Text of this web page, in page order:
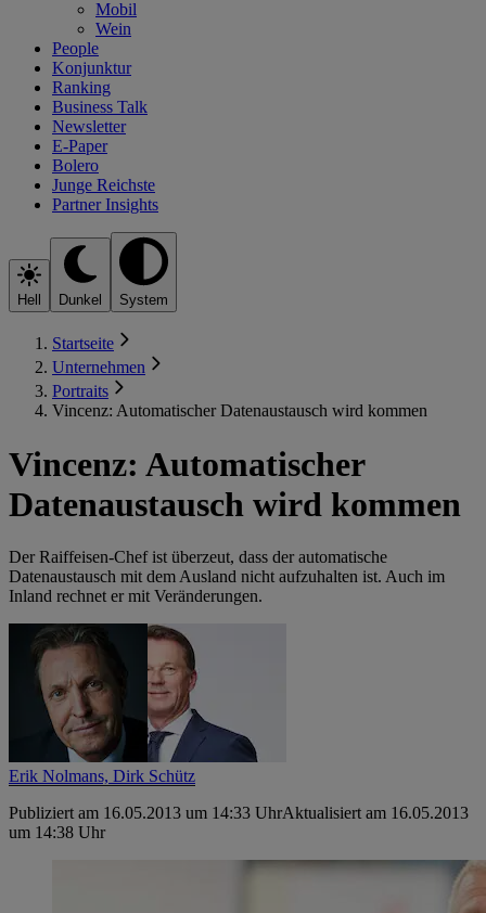
Mobil
Wein
People
Konjunktur
Ranking
Business Talk
Newsletter
E-Paper
Bolero
Junge Reichste
Partner Insights
Hell Dunkel System
Startseite
Unternehmen
Portraits
Vincenz: Automatischer Datenaustausch wird kommen
Vincenz: Automatischer
Datenaustausch wird kommen
Der Raiffeisen-Chef ist überzeut, dass der automatische
Datenaustausch mit dem Ausland nicht aufzuhalten ist. Auch im
Inland rechnet er mit Veränderungen.
Erik Nolmans, Dirk Schütz
Publiziert am 16.05.2013 um 14:33 UhrAktualisiert am 16.05.2013
um 14:38 Uhr